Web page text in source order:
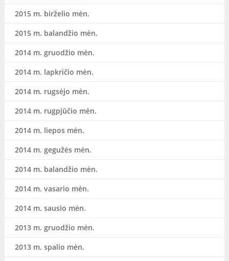
2015 m. birželio mėn.
2015 m. balandžio mėn.
2014 m. gruodžio mėn.
2014 m. lapkričio mėn.
2014 m. rugsėjo mėn.
2014 m. rugpjūčio mėn.
2014 m. liepos mėn.
2014 m. gegužės mėn.
2014 m. balandžio mėn.
2014 m. vasario mėn.
2014 m. sausio mėn.
2013 m. gruodžio mėn.
2013 m. spalio mėn.